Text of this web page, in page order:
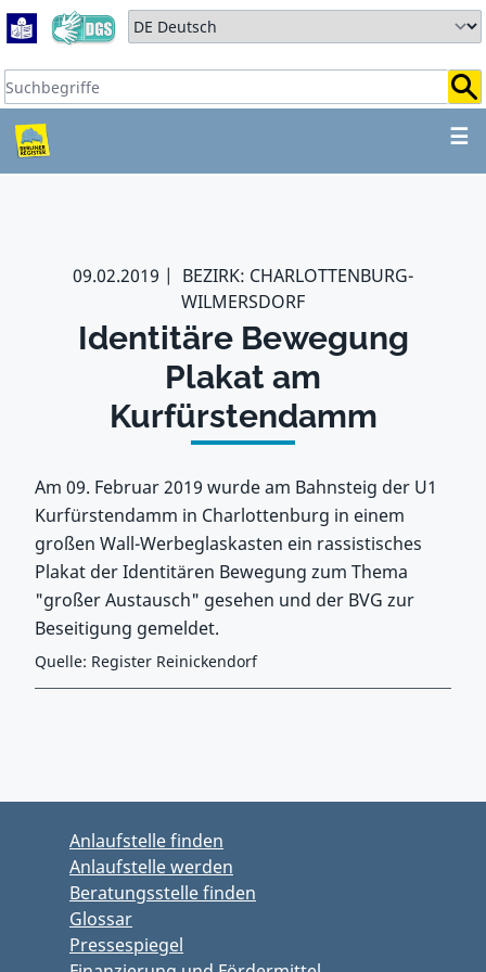
Zum Hauptbereich springen
Zum Hauptmenü springen
Sprache auswählen:
Suchbegriffe:
☰
ZUM HAUPTBEREICH
09.02.2019
BEZIRK: CHARLOTTENBURG-
WILMERSDORF
Identitäre Bewegung
Plakat am
Kurfürstendamm
Am 09. Februar 2019 wurde am Bahnsteig der U1
Kurfürstendamm in Charlottenburg in einem
großen Wall-Werbeglaskasten ein rassistisches
Plakat der Identitären Bewegung zum Thema
"großer Austausch" gesehen und der BVG zur
Beseitigung gemeldet.
Quelle: Register Reinickendorf
Anlaufstelle finden
Anlaufstelle werden
Beratungsstelle finden
Glossar
Pressespiegel